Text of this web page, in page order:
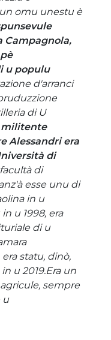
omu unestu è
Campagnola,
u populu
d'arranci
di U
militente
Alessandri era
di
di
esse unu di
in u
u 1998, era
di u
statu, dinò,
u 2019.Era un
sempre
u